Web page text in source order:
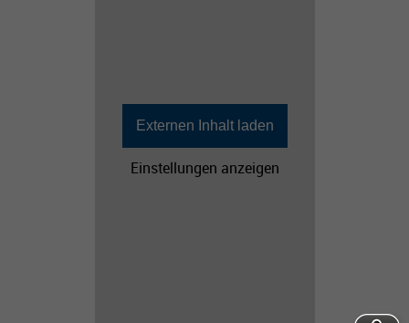
Externen Inhalt laden
Einstellungen anzeigen